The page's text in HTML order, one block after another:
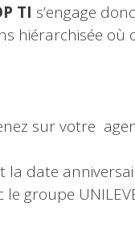
TI s’engage
hiérarchisée où
sur votre
la date
le groupe